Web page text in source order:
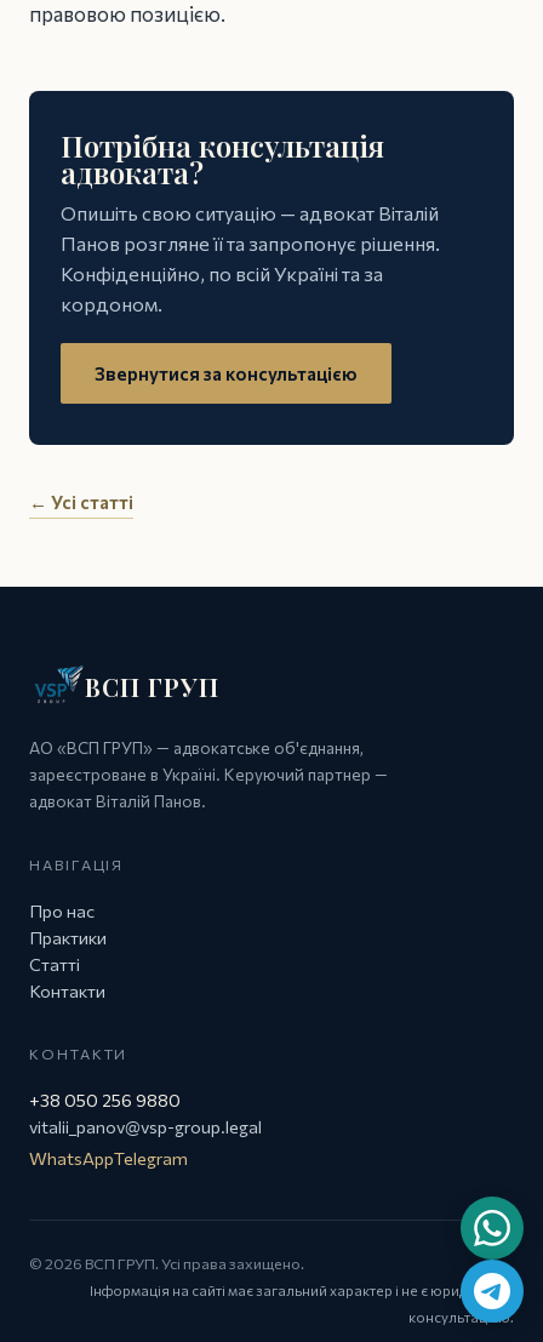
правовою позицією.
Потрібна консультація
адвоката?
Опишіть свою ситуацію — адвокат Віталій
Панов розгляне її та запропонує рішення.
Конфіденційно, по всій Україні та за
кордоном.
Звернутися за консультацією
← Усі статті
ВСП ГРУП
АО «ВСП ГРУП» — адвокатське об'єднання,
зареєстроване в Україні. Керуючий партнер —
адвокат Віталій Панов.
НАВІГАЦІЯ
Про нас
Практики
Статті
Контакти
КОНТАКТИ
+38 050 256 9880
vitalii_panov@vsp-group.legal
WhatsAppTelegram
© 2026 ВСП ГРУП. Усі права захищено.
Інформація на сайті має загальний характер і не є юридичною
консультацією.